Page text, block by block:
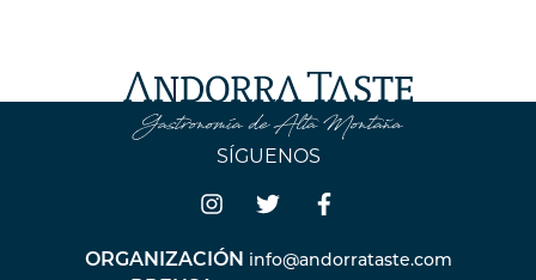
SÍGUENOS
ORGANIZACIÓN info@andorrataste.com